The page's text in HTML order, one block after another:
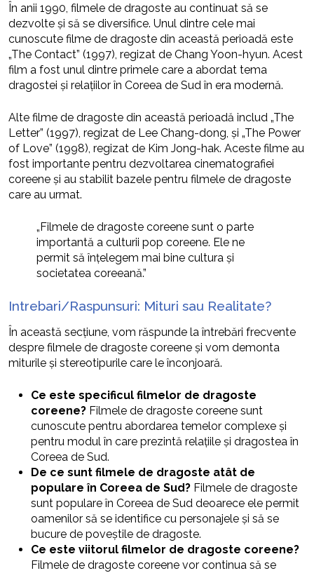
În anii 1990, filmele de dragoste au continuat să se
dezvolte și să se diversifice. Unul dintre cele mai
cunoscute filme de dragoste din această perioadă este
„The Contact” (1997), regizat de Chang Yoon-hyun. Acest
film a fost unul dintre primele care a abordat tema
dragostei și relațiilor în Coreea de Sud în era modernă.
Alte filme de dragoste din această perioadă includ „The
Letter” (1997), regizat de Lee Chang-dong, și „The Power
of Love” (1998), regizat de Kim Jong-hak. Aceste filme au
fost importante pentru dezvoltarea cinematografiei
coreene și au stabilit bazele pentru filmele de dragoste
care au urmat.
„Filmele de dragoste coreene sunt o parte
importantă a culturii pop coreene. Ele ne
permit să înțelegem mai bine cultura și
societatea coreeană.”
Intrebari/Raspunsuri: Mituri sau Realitate?
În această secțiune, vom răspunde la întrebări frecvente
despre filmele de dragoste coreene și vom demonta
miturile și stereotipurile care le înconjoară.
Ce este specificul filmelor de dragoste
coreene? Filmele de dragoste coreene sunt
cunoscute pentru abordarea temelor complexe și
pentru modul în care prezintă relațiile și dragostea în
Coreea de Sud.
De ce sunt filmele de dragoste atât de
populare în Coreea de Sud? Filmele de dragoste
sunt populare în Coreea de Sud deoarece ele permit
oamenilor să se identifice cu personajele și să se
bucure de poveștile de dragoste.
Ce este viitorul filmelor de dragoste coreene?
Filmele de dragoste coreene vor continua să se